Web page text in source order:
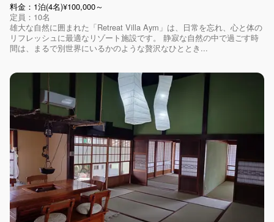
料金：1泊(4名)¥100,000～
定員：10名
雄大な自然に囲まれた「Retreat Villa Aym」は、日常を忘れ、心と体の
リフレッシュに最適なリゾート施設です。 静寂な自然の中で過ごす時
間は、まるで別世界にいるかのような贅沢なひととき...